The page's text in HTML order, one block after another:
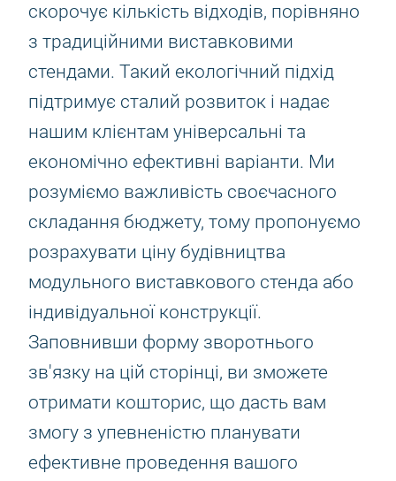
скорочує кількість відходів, порівняно
з традиційними виставковими
стендами. Такий екологічний підхід
підтримує сталий розвиток і надає
нашим клієнтам універсальні та
економічно ефективні варіанти. Ми
розуміємо важливість своєчасного
складання бюджету, тому пропонуємо
розрахувати ціну будівництва
модульного виставкового стенда або
індивідуальної конструкції.
Заповнивши форму зворотнього
зв'язку на цій сторінці, ви зможете
отримати кошторис, що дасть вам
змогу з упевненістю планувати
ефективне проведення вашого